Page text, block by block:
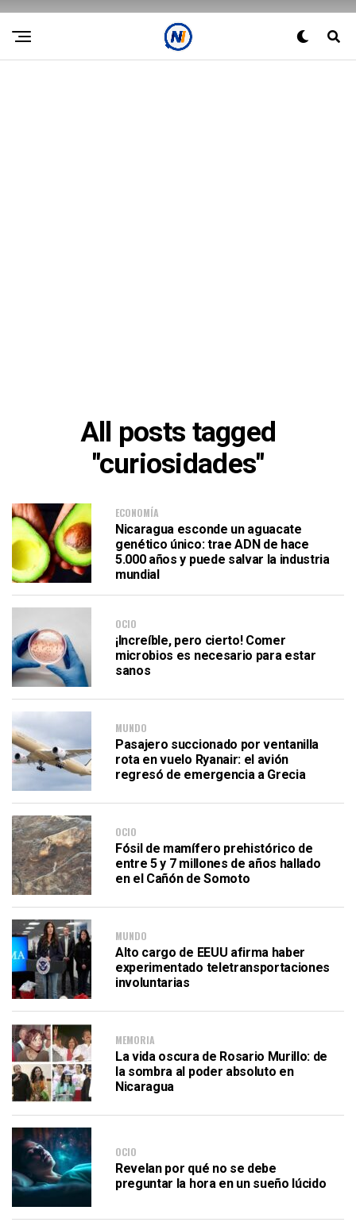
All posts tagged
"curiosidades"
ECONOMÍA
Nicaragua esconde un aguacate
genético único: trae ADN de hace
5.000 años y puede salvar la industria
mundial
OCIO
¡Increíble, pero cierto! Comer
microbios es necesario para estar
sanos
MUNDO
Pasajero succionado por ventanilla
rota en vuelo Ryanair: el avión
regresó de emergencia a Grecia
OCIO
Fósil de mamífero prehistórico de
entre 5 y 7 millones de años hallado
en el Cañón de Somoto
MUNDO
Alto cargo de EEUU afirma haber
experimentado teletransportaciones
involuntarias
MEMORIA
La vida oscura de Rosario Murillo: de
la sombra al poder absoluto en
Nicaragua
OCIO
Revelan por qué no se debe
preguntar la hora en un sueño lúcido